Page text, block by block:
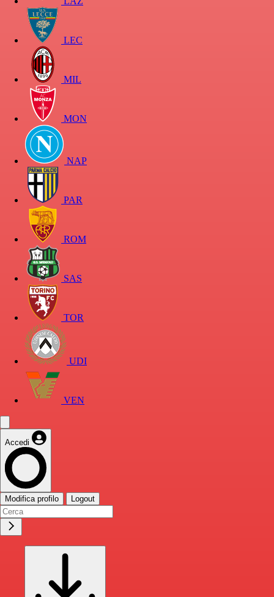
LEC
MIL
MON
NAP
PAR
ROM
SAS
TOR
UDI
VEN
Accedi
Modifica profilo Logout